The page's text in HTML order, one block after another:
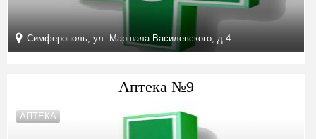
Симферополь, ул. Маршала Василевского, д.4
Аптека №9
АПТЕКА